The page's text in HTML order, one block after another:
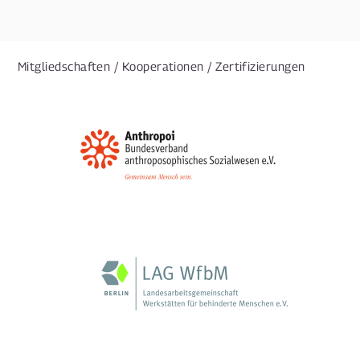
Mitgliedschaften / Kooperationen / Zertifizierungen